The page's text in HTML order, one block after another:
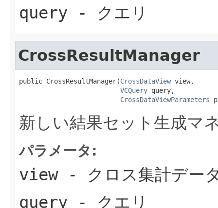
query - クエリ
CrossResultManager
public CrossResultManager(CrossDataView view,
VCQuery query,
CrossDataViewParameters
新しい結果セット生成マ
パラメータ:
view- クロス集計デー
query - クエリ